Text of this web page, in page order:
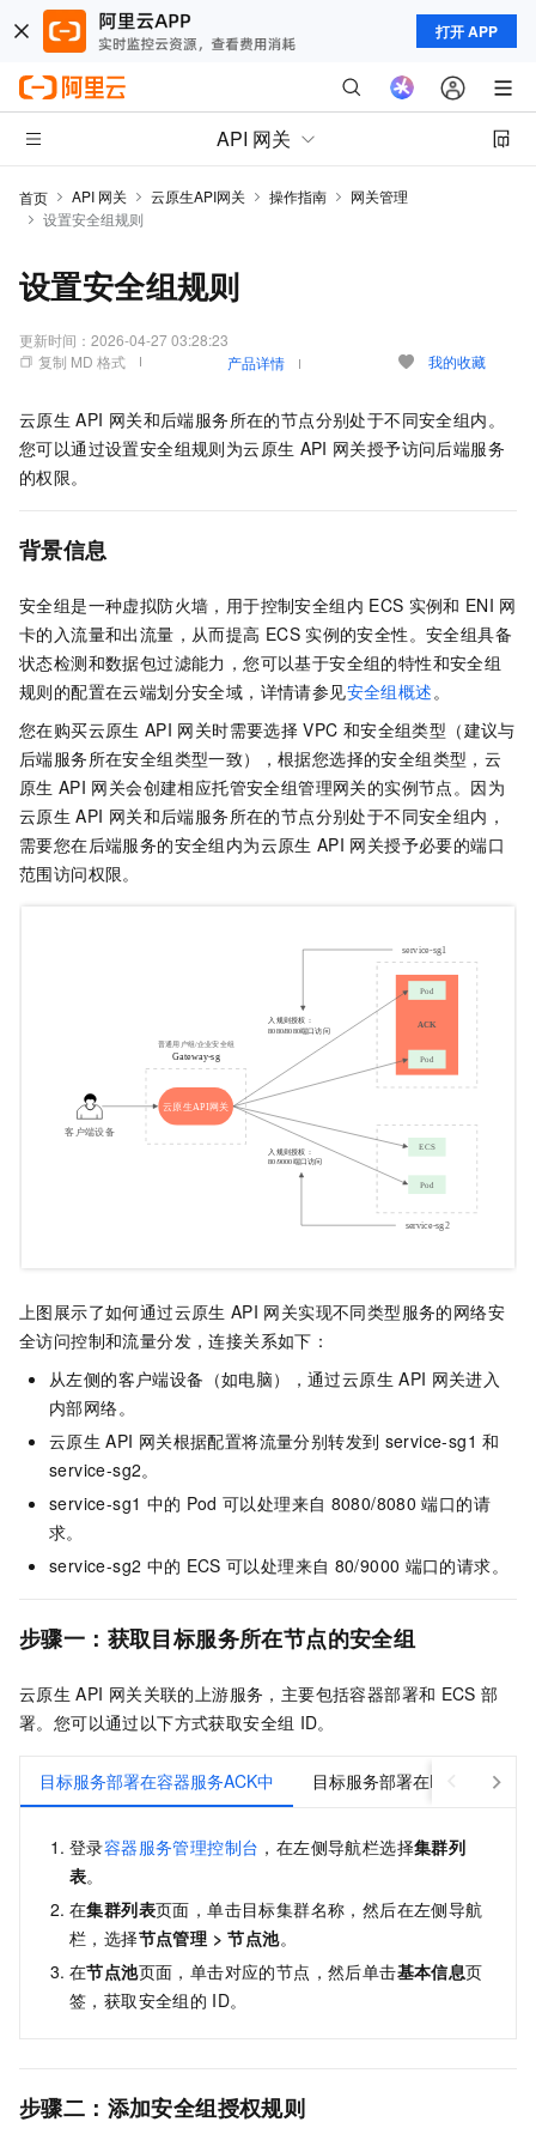
打开 APP
API 网关
首页 API 网关 云原生API网关 操作指南
网关管理
设置安全组规则
设置安全组规则
更新时间： 2026-04-27 03:28:23
复制 MD 格式
产品详情 我的收藏
云原生 API 网关和后端服务所在的节点分别处于不同安全组内。
您可以通过设置安全组规则为云原生 API 网关授予访问后端服务
的权限。
背景信息
安全组是一种虚拟防火墙，用于控制安全组内 ECS 实例和 ENI 网
卡的入流量和出流量，从而提高 ECS 实例的安全性。安全组具备
状态检测和数据包过滤能力，您可以基于安全组的特性和安全组
规则的配置在云端划分安全域，详情请参见安全组概述。
您在购买云原生 API 网关时需要选择 VPC 和安全组类型（建议与
后端服务所在安全组类型一致），根据您选择的安全组类型，云
原生 API 网关会创建相应托管安全组管理网关的实例节点。因为
云原生 API 网关和后端服务所在的节点分别处于不同安全组内，
需要您在后端服务的安全组内为云原生 API 网关授予必要的端口
范围访问权限。
上图展示了如何通过云原生 API 网关实现不同类型服务的网络安
全访问控制和流量分发，连接关系如下：
从左侧的客户端设备（如电脑），通过云原生 API 网关进入
内部网络。
云原生 API 网关根据配置将流量分别转发到 service-sg1 和
service-sg2。
service-sg1 中的 Pod 可以处理来自 8080/8080 端口的请
求。
service-sg2 中的 ECS 可以处理来自 80/9000 端口的请求。
步骤一：获取目标服务所在节点的安全组
云原生 API 网关关联的上游服务，主要包括容器部署和 ECS 部
署。您可以通过以下方式获取安全组 ID。
目标服务部署在容器服务ACK中 目标服务部署在ECS上
登录容器服务管理控制台 ，在左侧导航栏选择集群列
表。
在集群列表页面，单击目标集群名称，然后在左侧导航
栏，选择节点管理 >节点池。
在节点池页面，单击对应的节点，然后单击基本信息页
签，获取安全组的 ID。
步骤二：添加安全组授权规则